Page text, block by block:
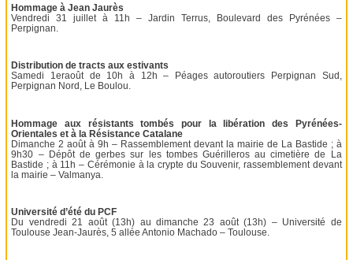
Hommage à Jean Jaurès
Vendredi 31 juillet à 11h – Jardin Terrus, Boulevard des Pyrénées –
Perpignan.
Distribution de tracts aux estivants
Samedi 1eraoût de 10h à 12h – Péages autoroutiers Perpignan Sud,
Perpignan Nord, Le Boulou.
Hommage aux résistants tombés pour la libération des Pyrénées-
Orientales et à la Résistance Catalane
Dimanche 2 août à 9h – Rassemblement devant la mairie de La Bastide ; à
9h30 – Dépôt de gerbes sur les tombes Guérilleros au cimetière de La
Bastide ; à 11h – Cérémonie à la crypte du Souvenir, rassemblement devant
la mairie – Valmanya.
Université d’été du PCF
Du vendredi 21 août (13h) au dimanche 23 août (13h) – Université de
Toulouse Jean-Jaurès, 5 allée Antonio Machado – Toulouse.